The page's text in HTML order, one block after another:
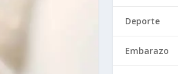
Deporte
Embarazo